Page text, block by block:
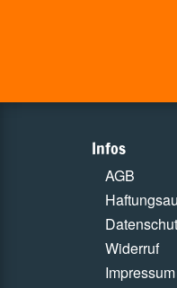
Infos
AGB
Widerruf
Impressum